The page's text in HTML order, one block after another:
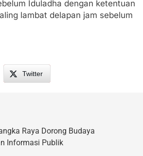
Iduladha dengan ketentuan
lambat delapan jam sebelum
Twitter
Raya Dorong Budaya
Informasi Publik